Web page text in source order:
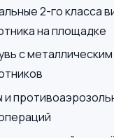
2-го класса
на площадке
с